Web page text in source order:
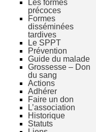
Les formes
précoces
Formes
disséminées
tardives
Le SPPT
Prévention
Guide du malade
Grossesse – Don
du sang
Actions
Adhérer
Faire un don
L’association
Historique
Statuts